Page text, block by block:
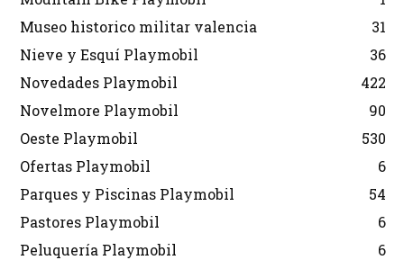
Museo historico militar valencia
31
Nieve y Esquí Playmobil
36
Novedades Playmobil
422
Novelmore Playmobil
90
Oeste Playmobil
530
Ofertas Playmobil
6
Parques y Piscinas Playmobil
54
Pastores Playmobil
6
Peluquería Playmobil
6